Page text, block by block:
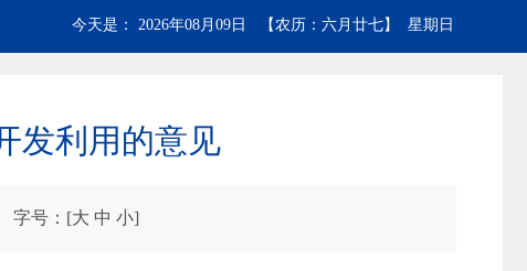
今天是： 2026年08月09日 【农历：六月廿七】 星期日
发利用的意见
字号：[大 中 小]